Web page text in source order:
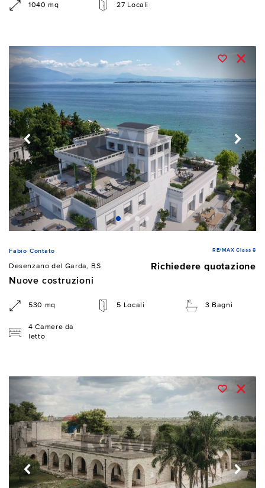
1040 mq 27 Locali
Fabio Contato RE/MAX Class 8
Desenzano del Garda, BS
Richiedere quotazione
Nuove costruzioni
530 mq 5 Locali 3 Bagni
4 Camere da
letto